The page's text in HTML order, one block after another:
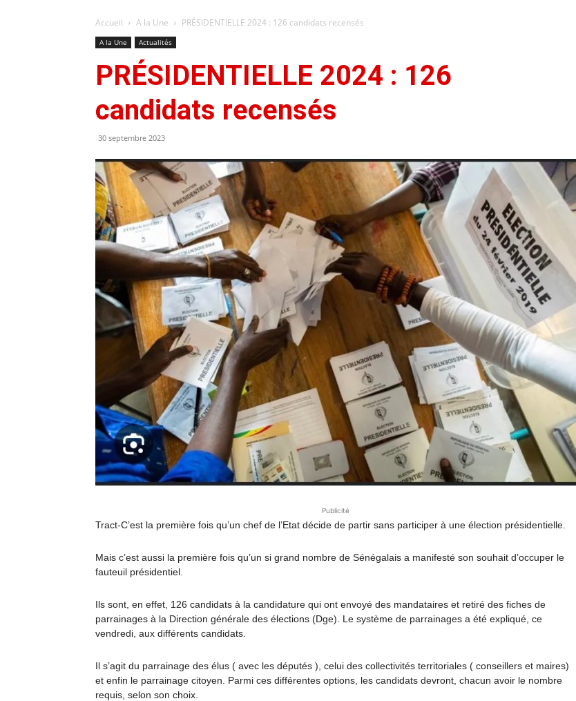
Accueil A la Une PRÉSIDENTIELLE 2024 : 126 candidats recensés
A la Une Actualités
PRÉSIDENTIELLE 2024 : 126
candidats recensés
30 septembre 2023
Publicité
Tract-C’est la première fois qu’un chef de l’Etat décide de partir sans participer à une élection présidentielle.
Mais c’est aussi la première fois qu’un si grand nombre de Sénégalais a manifesté son souhait d’occuper le
fauteuil présidentiel.
Ils sont, en effet, 126 candidats à la candidature qui ont envoyé des mandataires et retiré des fiches de
parrainages à la Direction générale des élections (Dge). Le système de parrainages a été expliqué, ce
vendredi, aux différents candidats.
Il s’agit du parrainage des élus ( avec les députés ), celui des collectivités territoriales ( conseillers et maires)
et enfin le parrainage citoyen. Parmi ces différentes options, les candidats devront, chacun avoir le nombre
requis, selon son choix.